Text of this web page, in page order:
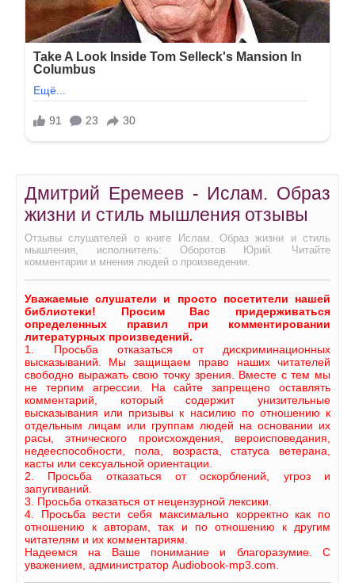
Дмитрий Еремеев - Ислам. Образ
жизни и стиль мышления отзывы
Отзывы слушателей о книге Ислам. Образ жизни и стиль
мышления, исполнитель: Оборотов Юрий. Читайте
комментарии и мнения людей о произведении.
Уважаемые слушатели и просто посетители нашей
библиотеки! Просим Вас придерживаться
определенных правил при комментировании
литературных произведений.
1. Просьба отказаться от дискриминационных
высказываний. Мы защищаем право наших читателей
свободно выражать свою точку зрения. Вместе с тем мы
не терпим агрессии. На сайте запрещено оставлять
комментарий, который содержит унизительные
высказывания или призывы к насилию по отношению к
отдельным лицам или группам людей на основании их
расы, этнического происхождения, вероисповедания,
недееспособности, пола, возраста, статуса ветерана,
касты или сексуальной ориентации.
2. Просьба отказаться от оскорблений, угроз и
запугиваний.
3. Просьба отказаться от нецензурной лексики.
4. Просьба вести себя максимально корректно как по
отношению к авторам, так и по отношению к другим
читателям и их комментариям.
Надеемся на Ваше понимание и благоразумие. С
уважением, администратор Audiobook-mp3.com.